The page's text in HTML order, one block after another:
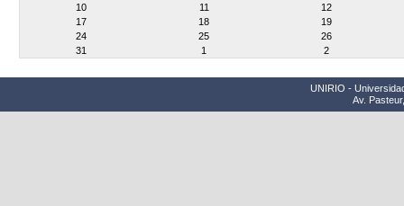
10
11
12
17
18
19
24
25
26
31
1 2
UNIRIO -
Av.